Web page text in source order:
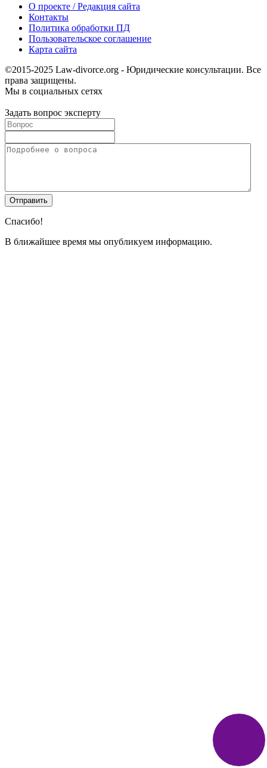
О проекте / Редакция сайта
Контакты
Политика обработки ПД
Пользовательское соглашение
Карта сайта
©2015-2025 Law-divorce.org - Юридические консультации. Все
права защищены.
Мы в социальных сетях
Задать вопрос эксперту
Спасибо!
В ближайшее время мы опубликуем информацию.